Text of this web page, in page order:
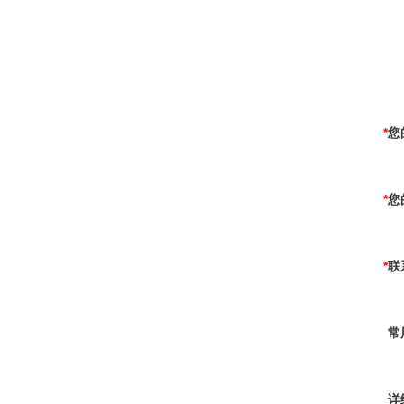
*您
*您
*联
常
详